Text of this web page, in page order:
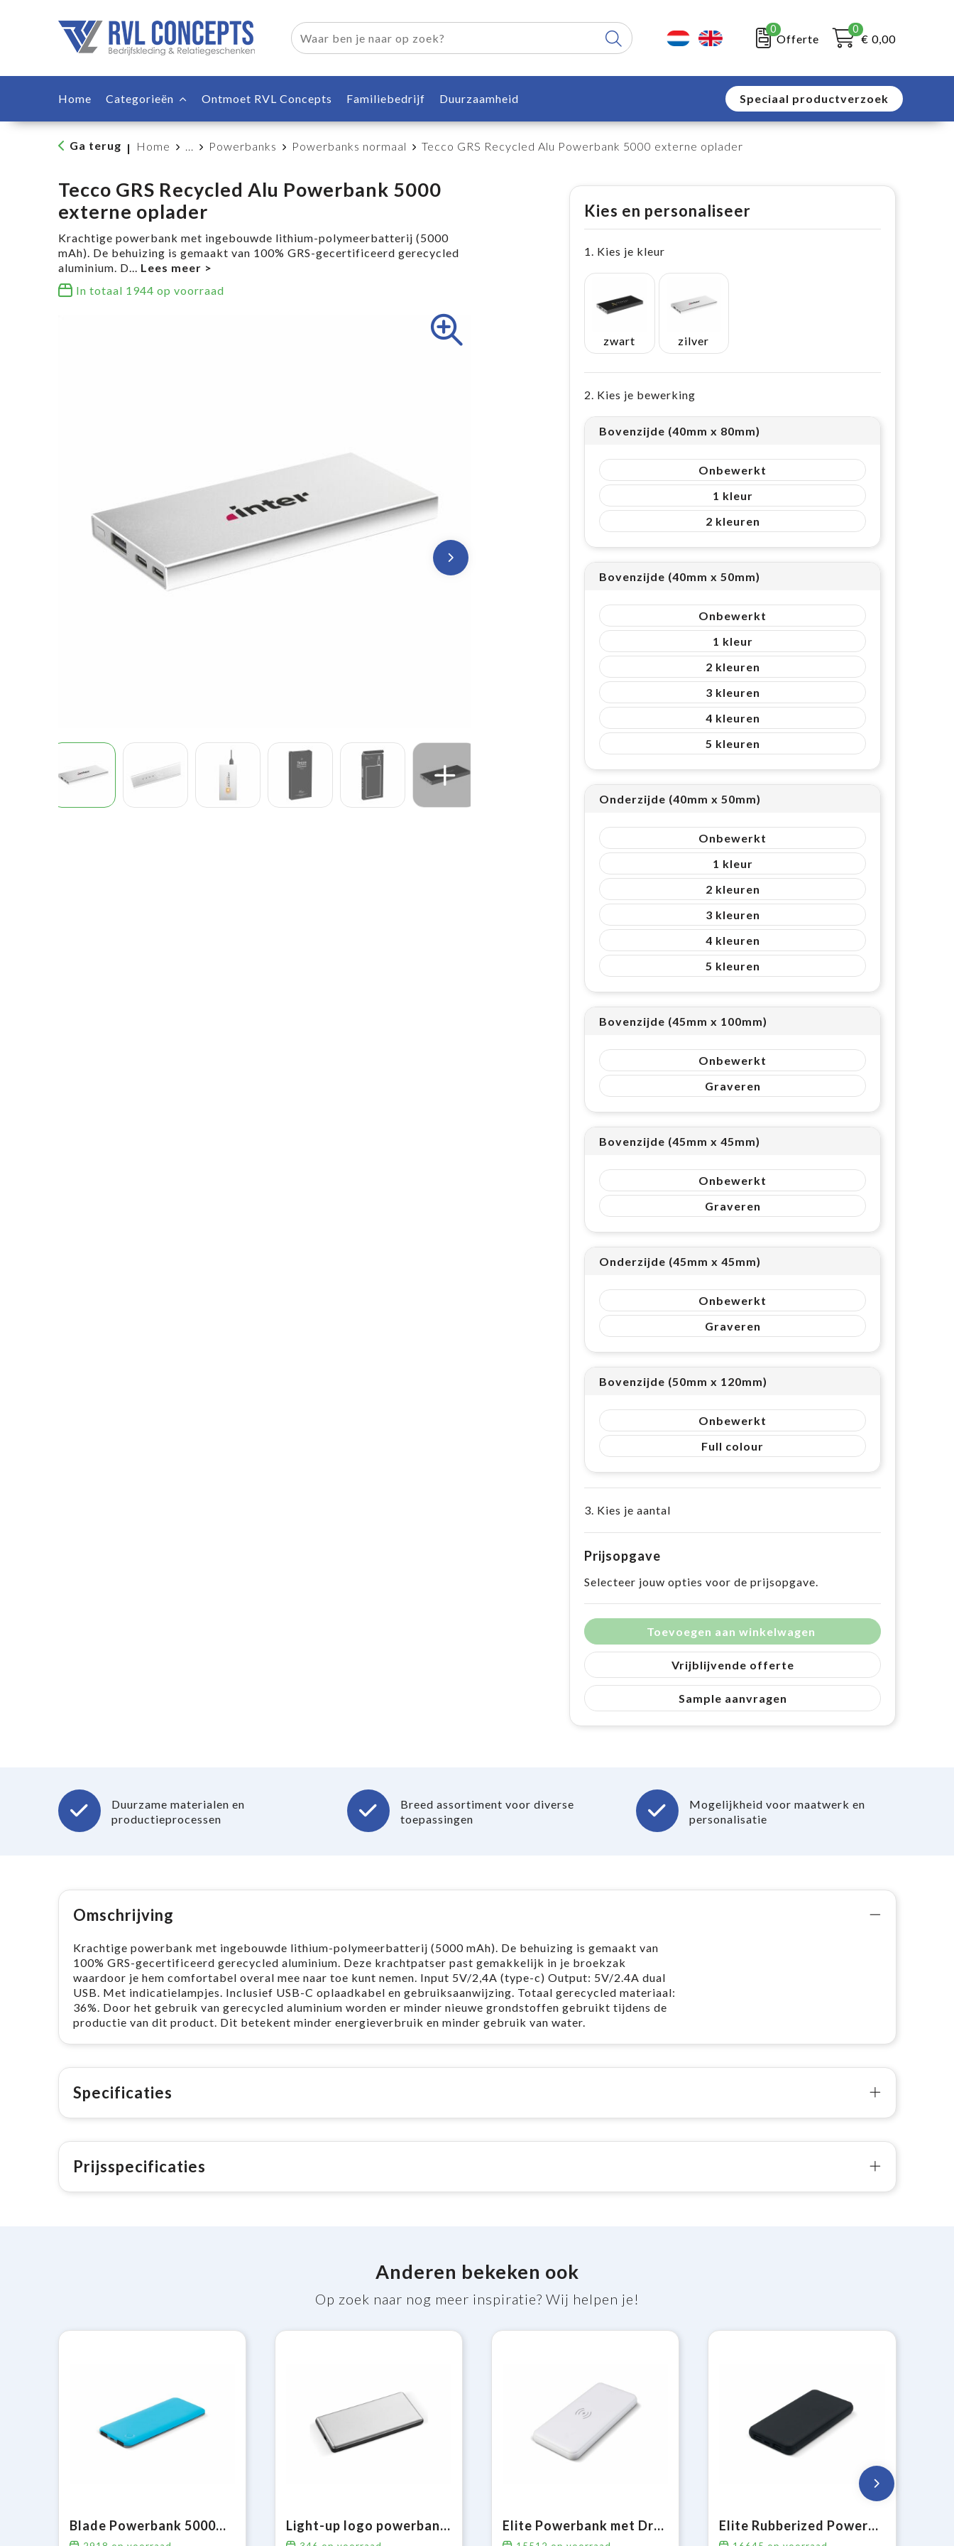
0
Offerte
0
€ 0,00
Home Categorieën Ontmoet RVL Concepts Familiebedrijf Duurzaamheid Speciaal productverzoek
Ga terug | Home ... Powerbanks Powerbanks normaal Tecco GRS Recycled Alu Powerbank 5000 externe oplader
Tecco GRS Recycled Alu Powerbank 5000
externe oplader
Krachtige powerbank met ingebouwde lithium-polymeerbatterij (5000
mAh). De behuizing is gemaakt van 100% GRS-gecertificeerd gerecycled
aluminium. D...
In totaal 1944 op voorraad
Kies en personaliseer
1. Kies je kleur
zwart zilver
2. Kies je bewerking
Bovenzijde (40mm x 80mm)
Onbewerkt
1
2
Bovenzijde (40mm x 50mm)
Onbewerkt
1
2
3
4
5
Onderzijde (40mm x 50mm)
Onbewerkt
1
2
3
4
5
Bovenzijde (45mm x 100mm)
Onbewerkt
Graveren
Bovenzijde (45mm x 45mm)
Onbewerkt
Graveren
Onderzijde (45mm x 45mm)
Onbewerkt
Graveren
Bovenzijde (50mm x 120mm)
Onbewerkt
Full colour
3. Kies je aantal
Prijsopgave
Selecteer jouw opties voor de prijsopgave.
Toevoegen aan winkelwagen
Vrijblijvende offerte
Sample aanvragen
Duurzame materialen en
productieprocessen
Breed assortiment voor diverse
toepassingen
Mogelijkheid voor maatwerk en
personalisatie
Omschrijving
Krachtige powerbank met ingebouwde lithium-polymeerbatterij (5000 mAh). De behuizing is gemaakt van
100% GRS-gecertificeerd gerecycled aluminium. Deze krachtpatser past gemakkelijk in je broekzak
waardoor je hem comfortabel overal mee naar toe kunt nemen. Input 5V/2,4A (type-c) Output: 5V/2.4A dual
USB. Met indicatielampjes. Inclusief USB-C oplaadkabel en gebruiksaanwijzing. Totaal gerecycled materiaal:
36%. Door het gebruik van gerecycled aluminium worden er minder nieuwe grondstoffen gebruikt tijdens de
productie van dit product. Dit betekent minder energieverbruik en minder gebruik van water.
Specificaties
Prijsspecificaties
Anderen bekeken ook
Op zoek naar nog meer inspiratie? Wij helpen je!
Blade Powerbank 5000mAh Light-up logo powerbank 4000mAh Elite Powerbank met Draadloze Oplader 8000mAh Elite Rubberized Powerbank 8000mAh